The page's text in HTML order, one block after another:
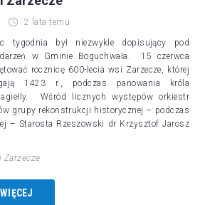
2 lata temu
tygodnia był niezwykle dopisujący pod
w Gminie Boguchwała. 15 czerwca
rocznicę 600-lecia wsi Zarzecze, której
1423 r., podczas panowania króla
Wśród licznych występów orkiestr
grupy rekonstrukcji historycznej – podczas
– Starosta Rzeszowski dr Krzysztof Jarosz
Zarzecze